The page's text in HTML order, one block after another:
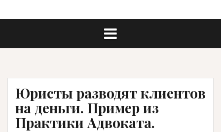
Юристы разводят клиентов
на деньги. Пример из
Практики Адвоката.